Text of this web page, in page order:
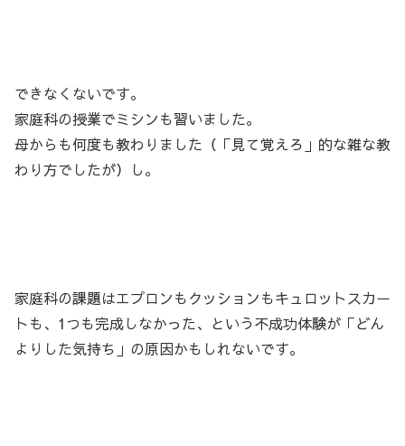
できなくないです。
家庭科の授業でミシンも習いました。
母からも何度も教わりました（「見て覚えろ」的な雑な教
わり方でしたが）し。
家庭科の課題はエプロンもクッションもキュロットスカー
トも、1つも完成しなかった、という不成功体験が「どん
よりした気持ち」の原因かもしれないです。